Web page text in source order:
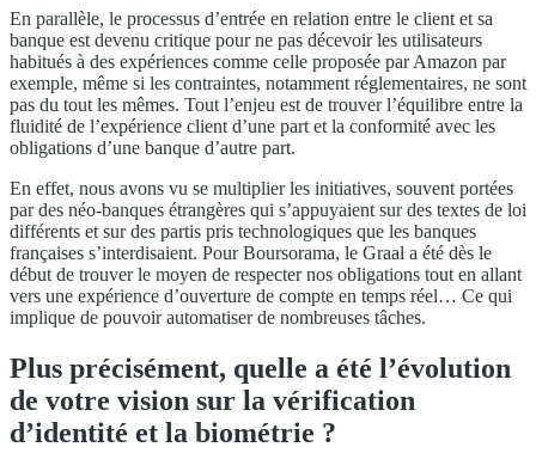
En parallèle, le processus d’entrée en relation entre le client et sa
banque est devenu critique pour ne pas décevoir les utilisateurs
habitués à des expériences comme celle proposée par Amazon par
exemple, même si les contraintes, notamment réglementaires, ne sont
pas du tout les mêmes. Tout l’enjeu est de trouver l’équilibre entre la
fluidité de l’expérience client d’une part et la conformité avec les
obligations d’une banque d’autre part.
En effet, nous avons vu se multiplier les initiatives, souvent portées
par des néo-banques étrangères qui s’appuyaient sur des textes de loi
différents et sur des partis pris technologiques que les banques
françaises s’interdisaient. Pour Boursorama, le Graal a été dès le
début de trouver le moyen de respecter nos obligations tout en allant
vers une expérience d’ouverture de compte en temps réel… Ce qui
implique de pouvoir automatiser de nombreuses tâches.
Plus précisément, quelle a été l’évolution
de votre vision sur la vérification
d’identité et la biométrie ?